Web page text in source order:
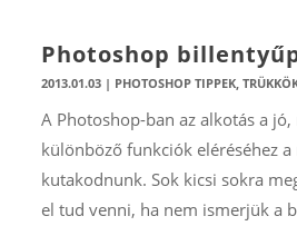
Photoshop
2013.01.03| PHOTOSHOP TIPPEK,
A Photoshop-ban az alkotás a jó,
különböző funkciók eléréséhez
kutakodnunk. Sok kicsi sokra
el tud venni, ha nem ismerjük a